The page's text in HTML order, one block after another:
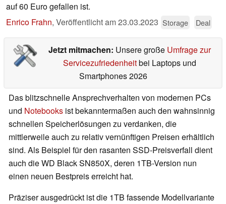
auf 60 Euro gefallen ist.
Enrico Frahn, Veröffentlicht am23.03.2023 Storage Deal
Jetzt mitmachen: Unsere große Umfrage zur
Servicezufriedenheitbei Laptops und
Smartphones 2026
Das blitzschnelle Ansprechverhalten von modernen PCs
und Notebooks ist bekanntermaßen auch den wahnsinnig
schnellen Speicherlösungen zu verdanken, die
mittlerweile auch zu relativ vernünftigen Preisen erhältlich
sind. Als Beispiel für den rasanten SSD-Preisverfall dient
auch die WD Black SN850X, deren 1TB-Version nun
einen neuen Bestpreis erreicht hat.
Präziser ausgedrückt ist die 1TB fassende Modellvariante